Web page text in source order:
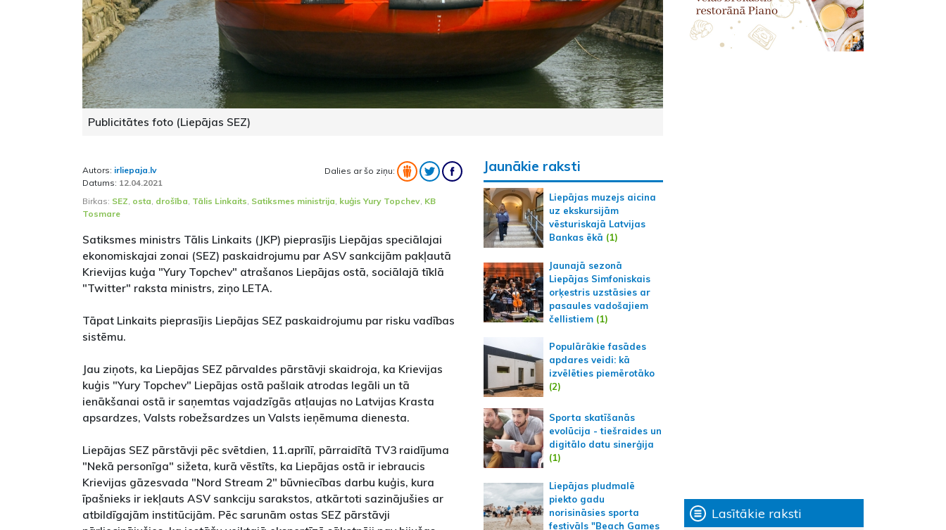
Publicitātes foto (Liepājas SEZ)
Autors: irliepaja.lv
Datums: 12.04.2021
Dalies ar šo ziņu:
Birkas: SEZ osta drošība Tālis Linkaits Satiksmes ministrija kuģis Yury Topchev KB
Tosmare
Satiksmes ministrs Tālis Linkaits (JKP) pieprasījis Liepājas speciālajai
ekonomiskajai zonai (SEZ) paskaidrojumu par ASV sankcijām pakļautā
Krievijas kuģa "Yury Topchev" atrašanos Liepājas ostā, sociālajā tīklā
"Twitter" raksta ministrs, ziņo LETA.
Tāpat Linkaits pieprasījis Liepājas SEZ paskaidrojumu par risku vadības
sistēmu.
Jau ziņots, ka Liepājas SEZ pārvaldes pārstāvji skaidroja, ka Krievijas
kuģis "Yury Topchev" Liepājas ostā pašlaik atrodas legāli un tā
ienākšanai ostā ir saņemtas vajadzīgās atļaujas no Latvijas Krasta
apsardzes, Valsts robežsardzes un Valsts ieņēmuma dienesta.
Liepājas SEZ pārstāvji pēc svētdien, 11.aprīlī, pārraidītā TV3 raidījuma
"Nekā personīga" sižeta, kurā vēstīts, ka Liepājas ostā ir iebraucis
Krievijas gāzesvada "Nord Stream 2" būvniecības darbu kuģis, kura
īpašnieks ir iekļauts ASV sankciju sarakstos, atkārtoti sazinājušies ar
atbildīgajām institūcijām. Pēc sarunām ostas SEZ pārstāvji
Jaunākie raksti
Liepājas muzejs aicina
uz ekskursijām
vēsturiskajā Latvijas
Bankas ēkā (1)
Jaunajā sezonā
Liepājas Simfoniskais
orķestris uzstāsies ar
pasaules vadošajiem
čellistiem(1)
Populārākie fasādes
apdares veidi: kā
izvēlēties piemērotāko
(2)
Sporta skatīšanās
evolūcija - tiešraides un
digitālo datu sinerģija
(1)
Liepājas pludmalē
piekto gadu
norisināsies sporta
festivāls "Beach Games
Lasītākie raksti